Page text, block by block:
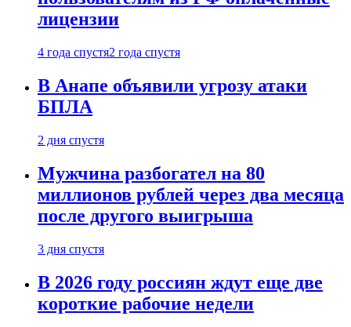
лицензии
4 года спустя2 года спустя
В Анапе объявили угрозу атаки
БПЛА
2 дня спустя
Мужчина разбогател на 80
миллионов рублей через два месяца
после другого выигрыша
3 дня спустя
В 2026 году россиян ждут еще две
короткие рабочие недели